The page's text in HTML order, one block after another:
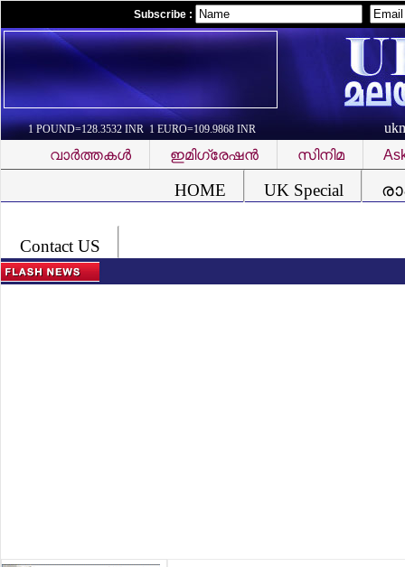
Subscribe :
1 POUND=128.3532 INR 1 EURO=109.9868 INR
വാര്‍ത്തകള്‍
ഇമിഗ്രേഷന്‍ സിനിമ
HOME UK Special
Contact US